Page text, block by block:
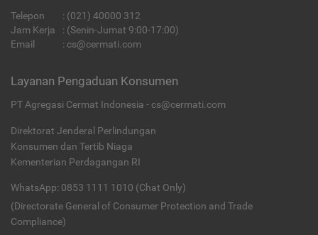
Telepon : (021) 40000 312
Jam Kerja
: (Senin-Jumat 9:00-17:00)
Email
: cs@cermati.com
Layanan Pengaduan Konsumen
PT Agregasi Cermat Indonesia - cs@cermati.com
Direktorat Jenderal Perlindungan
Konsumen dan Tertib Niaga
Kementerian Perdagangan RI
WhatsApp: 0853 1111 1010 (Chat Only)
(Directorate General of Consumer Protection and Trade
Compliance)